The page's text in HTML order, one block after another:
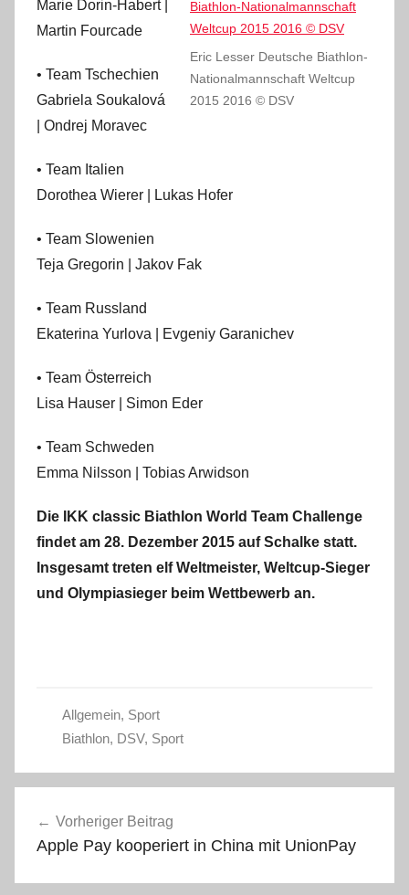
Eric Lesser Deutsche Biathlon-
Nationalmannschaft Weltcup
2015 2016 © DSV
Marie Dorin-Habert |
Martin Fourcade
• Team Tschechien
Gabriela Soukalová
| Ondrej Moravec
• Team Italien
Dorothea Wierer | Lukas Hofer
• Team Slowenien
Teja Gregorin | Jakov Fak
• Team Russland
Ekaterina Yurlova | Evgeniy Garanichev
• Team Österreich
Lisa Hauser | Simon Eder
• Team Schweden
Emma Nilsson | Tobias Arwidson
Die IKK classic Biathlon World Team Challenge
findet am 28. Dezember 2015 auf Schalke statt.
Insgesamt treten elf Weltmeister, Weltcup-Sieger
und Olympiasieger beim Wettbewerb an.
Allgemein, Sport
Biathlon, DSV, Sport
Vorheriger Beitrag
Apple Pay kooperiert in China mit UnionPay